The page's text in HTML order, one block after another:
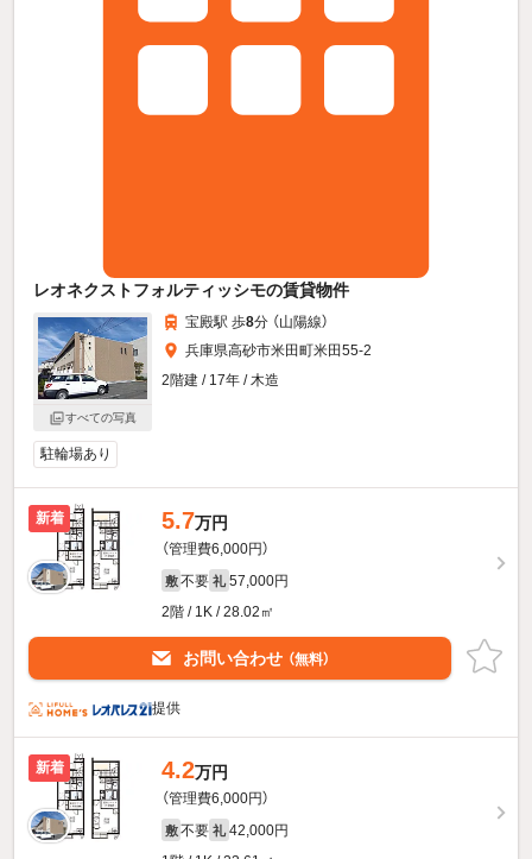
レオネクストフォルティッシモの賃貸物件
すべての写真
宝殿駅 歩8分 （山陽線）
兵庫県高砂市米田町米田55-2
2階建 / 17年 / 木造
駐輪場あり
新着 5.7万円
（管理費6,000円）
敷 不要 礼 57,000円
2階 / 1K / 28.02㎡
お問い合わせ （無料）
提供
新着 4.2万円
（管理費6,000円）
敷 不要 礼 42,000円